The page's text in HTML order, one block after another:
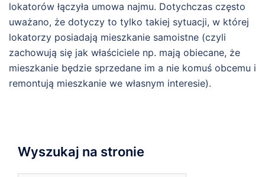
lokatorów łączyła umowa najmu. Dotychczas często
uważano, że dotyczy to tylko takiej sytuacji, w której
lokatorzy posiadają mieszkanie samoistne (czyli
zachowują się jak właściciele np. mają obiecane, że
mieszkanie będzie sprzedane im a nie komuś obcemu i
remontują mieszkanie we własnym interesie).
Wyszukaj na stronie